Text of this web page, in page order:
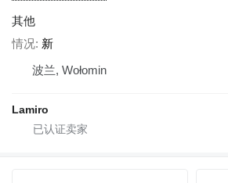
其他
情况 新
波兰, Wołomin
Lamiro